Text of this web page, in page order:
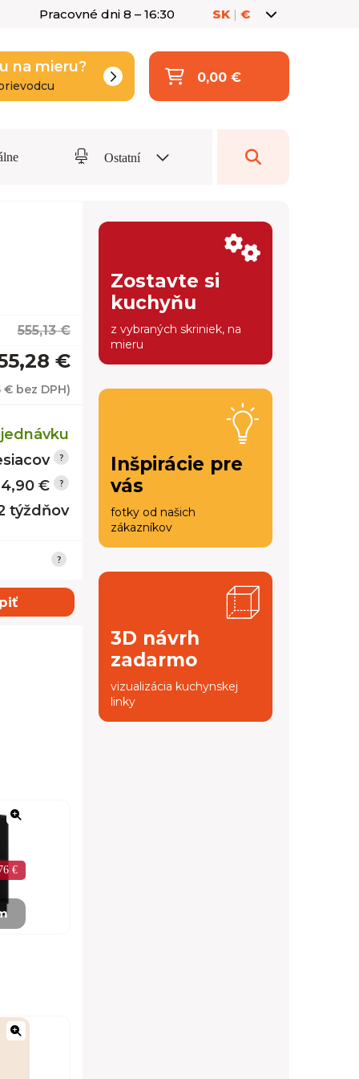
Pracovné dni 8 – 16:30 SK | €
na mieru?
0,00 €
Ostatní
555,13 €
€
€ bez DPH)
€
týždňov
€
Zostavte si
kuchyňu
z vybraných skriniek, na
mieru
Inšpirácie pre
vás
fotky od našich
zákazníkov
3D návrh
zadarmo
vizualizácia kuchynskej
linky